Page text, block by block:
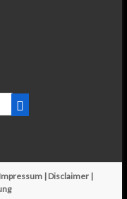
Impressum | Disclaimer |